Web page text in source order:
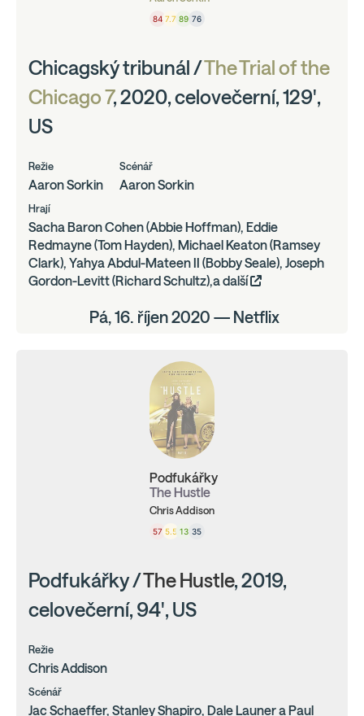
84 7.7 89 76
Chicagský tribunál /The Trial of the
Chicago 7, 2020, celovečerní, 129',
US
Režie
Aaron Sorkin
Scénář
Aaron Sorkin
Hrají
Sacha Baron Cohen (Abbie Hoffman), Eddie
Redmayne (Tom Hayden), Michael Keaton (Ramsey
Clark), Yahya Abdul-Mateen II (Bobby Seale), Joseph
Gordon-Levitt (Richard Schultz),a další
Pá, 16. říjen 2020 — Netflix
Podfukářky
The Hustle
Chris Addison
57 5.5 13 35
Podfukářky /The Hustle, 2019,
celovečerní, 94', US
Režie
Chris Addison
Scénář
Jac Schaeffer, Stanley Shapiro, Dale Launer a Paul